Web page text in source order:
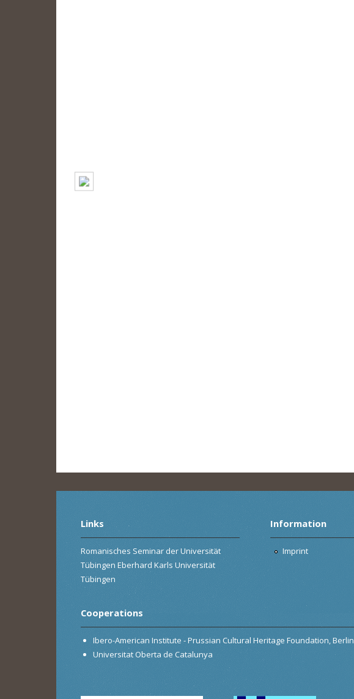
Links
Romanisches Seminar der Universität
Tübingen Eberhard Karls Universität
Tübingen
Information
Imprint
Cooperations
Ibero-American Institute - Prussian Cultural Heritage Foundation, Berlin
Universitat Oberta de Catalunya